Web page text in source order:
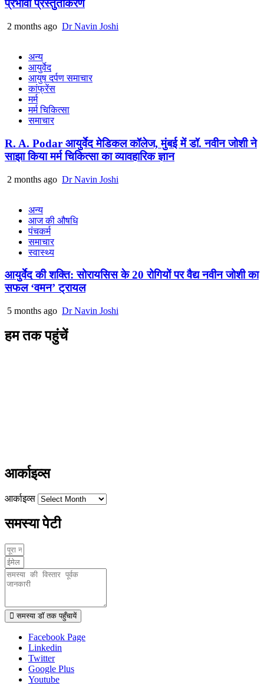
प्रभावी प्रस्तुतीकरण
2 months ago Dr Navin Joshi
अन्य
आयुर्वेद
आयुष दर्पण समाचार
कांफ्रेंस
मर्म
मर्म चिकित्सा
समाचार
R. A. Podar आयुर्वेद मेडिकल कॉलेज, मुंबई में डॉ. नवीन जोशी ने
साझा किया मर्म चिकित्सा का व्यावहारिक ज्ञान
2 months ago Dr Navin Joshi
अन्य
आज की औषधि
पंचकर्म
समाचार
स्वास्थ्य
आयुर्वेद की शक्ति: सोरायसिस के 20 रोगियों पर वैद्य नवीन जोशी का
सफल ‘वमन’ ट्रायल
5 months ago Dr Navin Joshi
हम तक पहुंचें
आर्काइव्स
आर्काइव्स
समस्या पेटी
समस्या डॉ तक पहुँचायें
Facebook Page
Linkedin
Twitter
Google Plus
Youtube